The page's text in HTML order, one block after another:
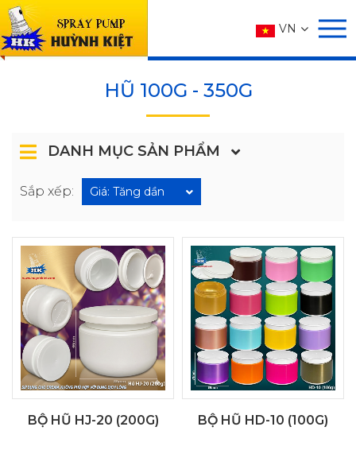
VN
SẢN PHẨM
Trang chủ SẢN PHẨM
HŨ 100G - 350G
DANH MỤC SẢN PHẨM
Sắp xếp: Giá: Tăng dần
BỘ HŨ HJ-20 (200G) BỘ HŨ HD-10 (100G)